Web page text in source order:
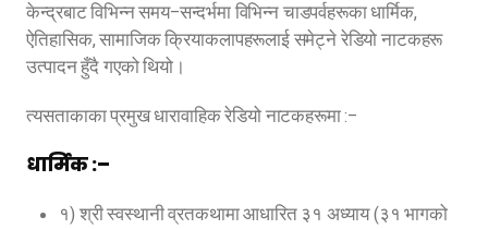
केन्द्रबाट विभिन्न समय–सन्दर्भमा विभिन्न चाडपर्वहरूका धार्मिक,
ऐतिहासिक, सामाजिक क्रियाकलापहरूलाई समेट्ने रेडियो नाटकहरू
उत्पादन हुँदै गएको थियो।
त्यसताकाका प्रमुख धारावाहिक रेडियो नाटकहरूमा :–
धार्मिक :–
१) श्री स्वस्थानी व्रतकथामा आधारित ३१ अध्याय (३१ भागको